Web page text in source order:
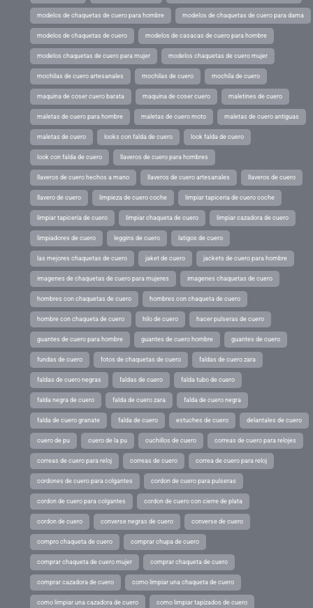
modelos de chaquetas de cuero para hombre modelos de chaquetas de cuero para dama
modelos de chaquetas de cuero modelos de casacas de cuero para hombre
modelos chaquetas de cuero para mujer modelos chaquetas de cuero mujer
mochilas de cuero artesanales mochilas de cuero mochila de cuero
maquina de coser cuero barata maquina de coser cuero maletines de cuero
maletas de cuero para hombre maletas de cuero moto maletas de cuero antiguas
maletas de cuero looks con falda de cuero look falda de cuero
look con falda de cuero llaveros de cuero para hombres
llaveros de cuero hechos a mano llaveros de cuero artesanales llaveros de cuero
llavero de cuero limpieza de cuero coche limpiar tapiceria de cuero coche
limpiar tapiceria de cuero limpiar chaqueta de cuero limpiar cazadora de cuero
limpiadores de cuero leggins de cuero latigos de cuero
las mejores chaquetas de cuero jaket de cuero jackets de cuero para hombre
imagenes de chaquetas de cuero para mujeres imagenes chaquetas de cuero
hombres con chaquetas de cuero hombres con chaqueta de cuero
hombre con chaqueta de cuero hilo de cuero hacer pulseras de cuero
guantes de cuero para hombre guantes de cuero hombre guantes de cuero
fundas de cuero fotos de chaquetas de cuero faldas de cuero zara
faldas de cuero negras faldas de cuero falda tubo de cuero
falda negra de cuero falda de cuero zara falda de cuero negra
falda de cuero granate falda de cuero estuches de cuero delantales de cuero
cuero de pu cuero de la pu cuchillos de cuero correas de cuero para relojes
correas de cuero para reloj correas de cuero correa de cuero para reloj
cordones de cuero para colgantes cordon de cuero para pulseras
cordon de cuero para colgantes cordon de cuero con cierre de plata
cordon de cuero converse negras de cuero converse de cuero
compro chaqueta de cuero comprar chupa de cuero
comprar chaqueta de cuero mujer comprar chaqueta de cuero
comprar cazadora de cuero como limpiar una chaqueta de cuero
como limpiar una cazadora de cuero como limpiar tapizados de cuero